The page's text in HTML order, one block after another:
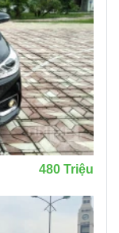
480 Triệu